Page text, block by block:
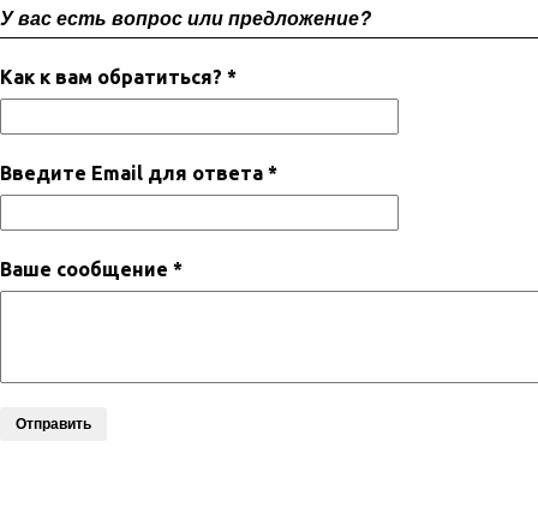
У вас есть вопрос или предложение?
Как к вам обратиться? *
Введите Email для ответа *
Ваше сообщение *
Отправить